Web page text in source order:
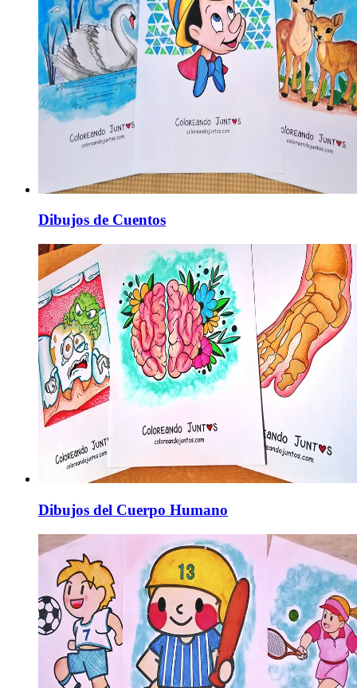
Dibujos de Cuentos
Dibujos del Cuerpo Humano